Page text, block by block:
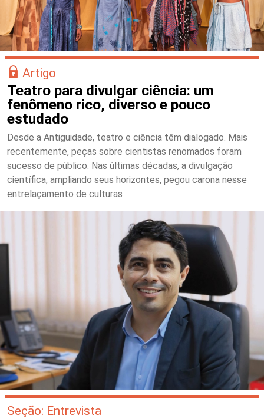
Artigo
Teatro para divulgar ciência: um
fenômeno rico, diverso e pouco
estudado
Desde a Antiguidade, teatro e ciência têm dialogado. Mais
recentemente, peças sobre cientistas renomados foram
sucesso de público. Nas últimas décadas, a divulgação
científica, ampliando seus horizontes, pegou carona nesse
entrelaçamento de culturas
Seção: Entrevista